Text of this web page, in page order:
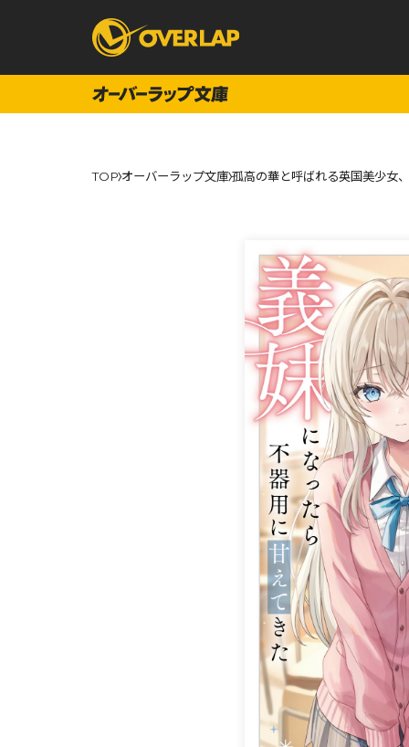
コミック ライトノベ
オーバーラップ文庫 オーバ
コミッククリエ
TOP オーバーラップ文庫 孤高の華と呼ばれる英国美少女